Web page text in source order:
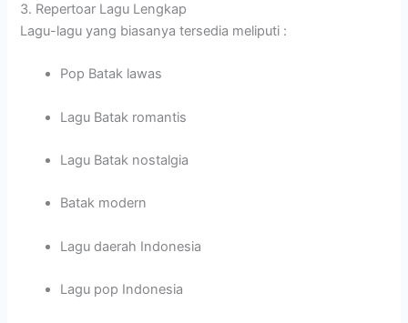
3. Repertoar Lagu Lengkap
Lagu-lagu yang biasanya tersedia meliputi :
Pop Batak lawas
Lagu Batak romantis
Lagu Batak nostalgia
Batak modern
Lagu daerah Indonesia
Lagu pop Indonesia